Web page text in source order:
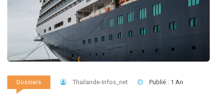
Dossiers Thailande-Infos_net Publié : 1 An